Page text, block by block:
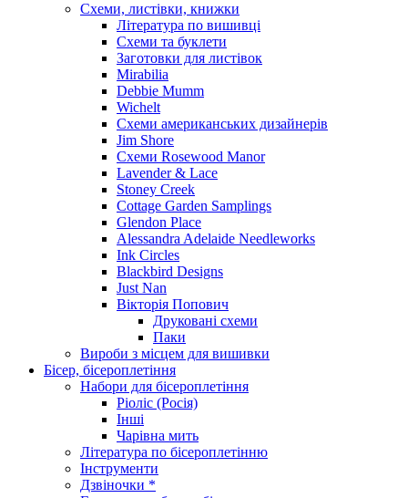
Схеми, листівки, книжки
Література по вишивці
Схеми та буклети
Заготовки для листівок
Mirabilia
Debbie Mumm
Wichelt
Схеми американських дизайнерів
Jim Shore
Cхеми Rosewood Manor
Lavender & Lace
Stoney Creek
Cottage Garden Samplings
Glendon Place
Alessandra Adelaide Needleworks
Ink Circles
Blackbird Designs
Just Nan
Вікторія Попович
Друковані схеми
Паки
Вироби з місцем для вишивки
Бісер, бісероплетіння
Набори для бісероплетіння
Ріоліс (Росія)
Інші
Чарівна мить
Література по бісероплетінню
Інструменти
Дзвіночки *